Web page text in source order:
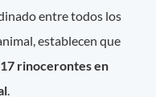
entre todos los
establecen que
rinocerontes en
.